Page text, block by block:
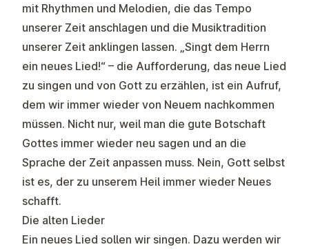
mit Rhythmen und Melodien, die das Tempo
unserer Zeit anschlagen und die Musiktradition
unserer Zeit anklingen lassen. „Singt dem Herrn
ein neues Lied!“ – die Aufforderung, das neue Lied
zu singen und von Gott zu erzählen, ist ein Aufruf,
dem wir immer wieder von Neuem nachkommen
müssen. Nicht nur, weil man die gute Botschaft
Gottes immer wieder neu sagen und an die
Sprache der Zeit anpassen muss. Nein, Gott selbst
ist es, der zu unserem Heil immer wieder Neues
schafft.
Die alten Lieder
Ein neues Lied sollen wir singen. Dazu werden wir